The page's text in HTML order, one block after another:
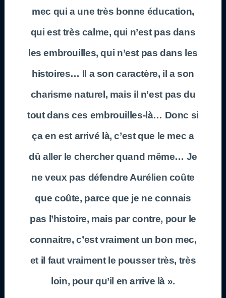
mec qui a une très bonne éducation,
qui est très calme, qui n’est pas dans
les embrouilles, qui n’est pas dans les
histoires… Il a son caractère, il a son
charisme naturel, mais il n’est pas du
tout dans ces embrouilles-là… Donc si
ça en est arrivé là, c’est que le mec a
dû aller le chercher quand même… Je
ne veux pas défendre Aurélien coûte
que coûte, parce que je ne connais
pas l’histoire, mais par contre, pour le
connaitre, c’est vraiment un bon mec,
et il faut vraiment le pousser très, très
loin, pour qu’il en arrive là ».